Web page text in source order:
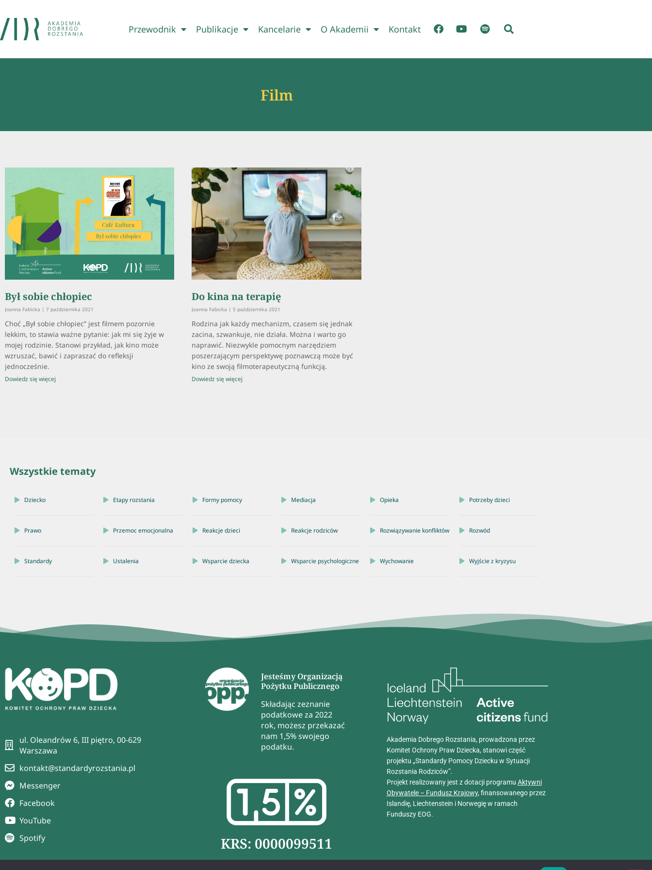
Przewodnik Publikacje Kancelarie O Akademii Kontakt
Film
Był sobie chłopiec
Joanna Fabicka 7 października 2021
Choć „Był sobie chłopiec” jest filmem pozornie
lekkim, to stawia ważne pytanie: jak mi się żyje w
mojej rodzinie. Stanowi przykład, jak kino może
wzruszać, bawić i zapraszać do refleksji
jednocześnie.
Dowiedz się więcej
Do kina na terapię
Joanna Fabicka 5 października 2021
Rodzina jak każdy mechanizm, czasem się jednak
zacina, szwankuje, nie działa. Można i warto go
naprawić. Niezwykle pomocnym narzędziem
poszerzającym perspektywę poznawczą może być
kino ze swoją filmoterapeutyczną funkcją.
Dowiedz się więcej
Wszystkie tematy
Dziecko Etapy rozstania Formy pomocy Mediacja Opieka Potrzeby dzieci
Prawo Przemoc emocjonalna Reakcje dzieci Reakcje rodziców Rozwiązywanie konfliktów Rozwód
Standardy Ustalenia Wsparcie dziecka Wsparcie psychologiczne Wychowanie Wyjście z kryzysu
ul. Oleandrów 6, III piętro, 00-629
Warszawa
kontakt@standardyrozstania.pl
Messenger
Facebook
YouTube
Spotify
Jesteśmy Organizacją
Pożytku Publicznego
Składając zeznanie
podatkowe za 2022
rok, możesz przekazać
nam 1,5% swojego
podatku.
KRS: 0000099511
Akademia Dobrego Rozstania, prowadzona przez
Komitet Ochrony Praw Dziecka, stanowi część
projektu „Standardy Pomocy Dziecku w Sytuacji
Rozstania Rodziców”.
Projekt realizowany jest z dotacji programu Aktywni
Obywatele – Fundusz Krajowy, finansowanego przez
Islandię, Liechtenstein i Norwegię w ramach
Funduszy EOG.